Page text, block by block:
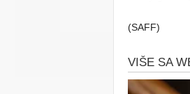
(SAFF)